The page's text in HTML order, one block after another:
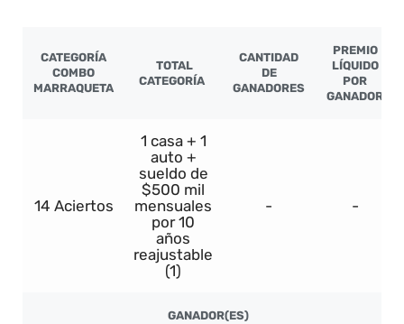
CATEGORÍA
COMBO
MARRAQUETA
TOTAL
CATEGORÍA
CANTIDAD
DE
GANADORES
PREMIO
LÍQUIDO
POR
GANADOR
14 Aciertos
1 casa + 1
auto +
sueldo de
$500 mil
mensuales
por 10
años
reajustable
(1)
- -
GANADOR(ES)